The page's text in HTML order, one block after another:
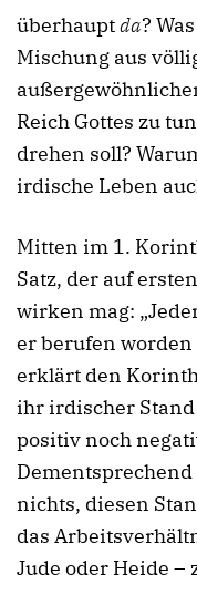
überhauptda?
Mischung aus
Reich Gottes zu
drehen soll?
irdische Leben
Mitten im 1.
Satz, der auf
wirken mag:
er berufen worden
erklärt den
ihr irdischer Stand
positiv noch
nichts, diesen
das
Jude oder Heide –